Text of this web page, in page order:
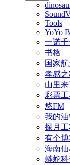
Tools
YoYo
一诺
书格
国家
孝感
山里
彩票
悠FM
我的
探月
有个
海南
蟒蛇